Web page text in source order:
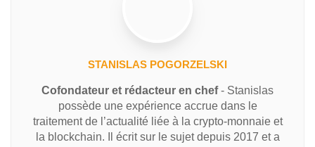
STANISLAS POGORZELSKI
Cofondateur et rédacteur en chef- Stanislas
possède une expérience accrue dans le
traitement de l’actualité liée à la crypto-monnaie et
la blockchain. Il écrit sur le sujet depuis 2017 et a